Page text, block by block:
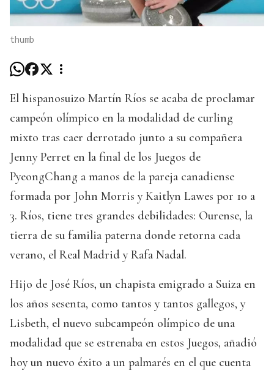
thumb
El hispanosuizo Martín Ríos se acaba de proclamar
campeón olímpico en la modalidad de curling
mixto tras caer derrotado junto a su compañera
Jenny Perret en la final de los Juegos de
PyeongChang a manos de la pareja canadiense
formada por John Morris y Kaitlyn Lawes por 10 a
3. Ríos, tiene tres grandes debilidades: Ourense, la
tierra de su familia paterna donde retorna cada
verano, el Real Madrid y Rafa Nadal.
Hijo de José Ríos, un chapista emigrado a Suiza en
los años sesenta, como tantos y tantos gallegos, y
Lisbeth, el nuevo subcampeón olímpico de una
modalidad que se estrenaba en estos Juegos, añadió
hoy un nuevo éxito a un palmarés en el que cuenta